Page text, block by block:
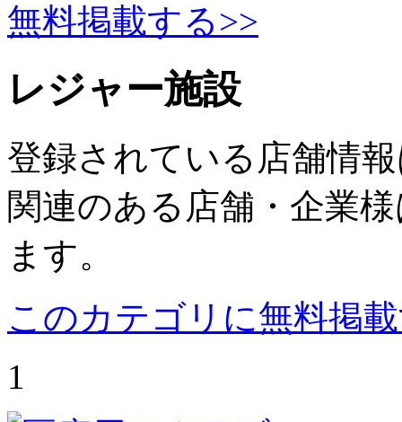
無料掲載する>>
レジャー施設
登録されている店舗情
関連のある店舗・企業
ます。
このカテゴリに無料掲
1